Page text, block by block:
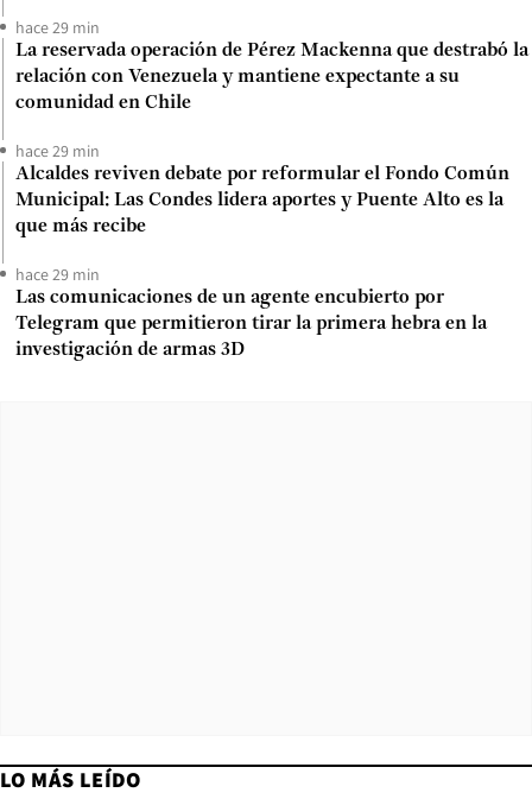
hace 29 min
La reservada operación de Pérez Mackenna que destrabó la
relación con Venezuela y mantiene expectante a su
comunidad en Chile
hace 29 min
Alcaldes reviven debate por reformular el Fondo Común
Municipal: Las Condes lidera aportes y Puente Alto es la
que más recibe
hace 29 min
Las comunicaciones de un agente encubierto por
Telegram que permitieron tirar la primera hebra en la
investigación de armas 3D
LO MÁS LEÍDO